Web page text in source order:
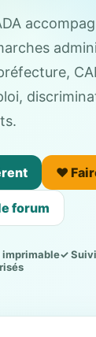
❤️
forum
imprimable✓